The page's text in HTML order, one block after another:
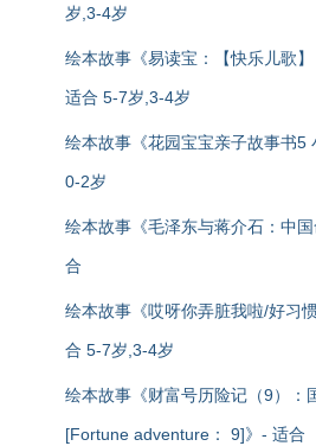
岁,3-4岁
绘本故事《易读宝：【快乐儿歌
适合 5-7岁,3-4岁
绘本故事《花园宝宝亲子故事书5
0-2岁
绘本故事《毛泽东与蒋介石：中
合
绘本故事《哎呀你弄脏我啦/好习
合 5-7岁,3-4岁
绘本故事《财富号历险记（9）：
[Fortune adventure： 9]》- 适合